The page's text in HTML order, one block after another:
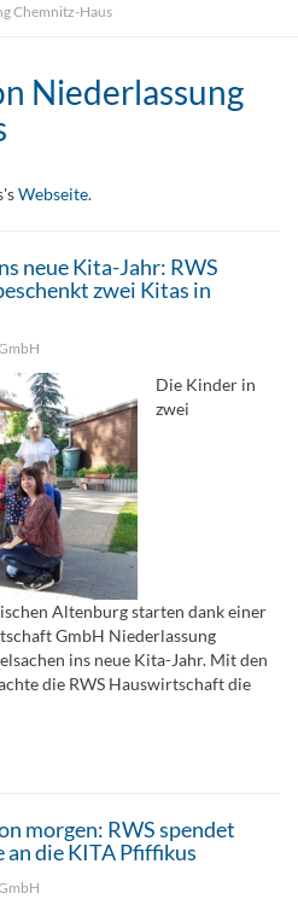
Chemnitz-Haus
Niederlassung
Webseite.
neue Kita-Jahr: RWS
zwei Kitas in
Die Kinder in
zwei
Altenburg starten dank einer
GmbH Niederlassung
ins neue Kita-Jahr. Mit den
die RWS Hauswirtschaft die
morgen: RWS spendet
die KITA Pfiffikus